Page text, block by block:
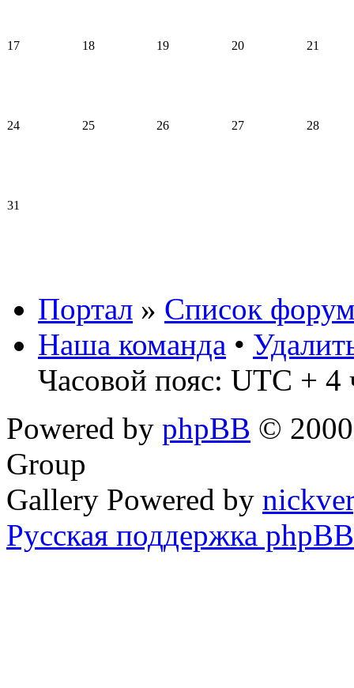
17 18 19 20 21
24 25 26 27 28
31
Портал » Список
Наша команда •
Часовой пояс: UTC + 4
Powered by phpBB ©
Group
Gallery Powered by
Русская поддержка phpBB